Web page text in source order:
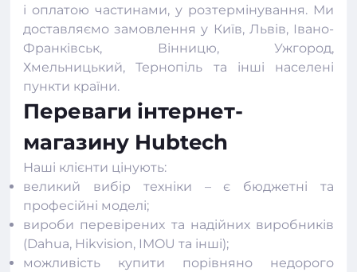
і оплатою частинами, у розтермінування. Ми
доставляємо замовлення у Київ, Львів, Івано-
Франківськ, Вінницю, Ужгород,
Хмельницький, Тернопіль та інші населені
пункти країни.
Переваги інтернет-
магазину Hubtech
Наші клієнти цінують:
великий вибір техніки – є бюджетні та
професійні моделі;
вироби перевірених та надійних виробників
(Dahua, Hikvision, IMOU та інші);
можливість купити порівняно недорого